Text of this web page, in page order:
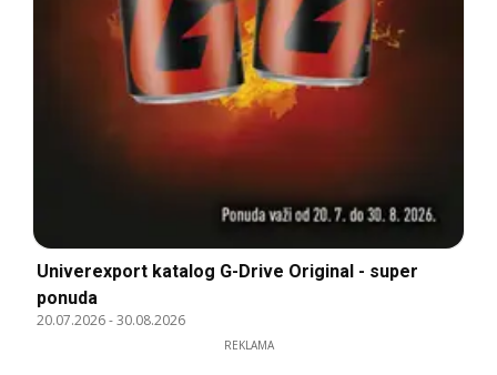
Univerexport katalog G-Drive Original - super
ponuda
20.07.2026-30.08.2026
REKLAMA